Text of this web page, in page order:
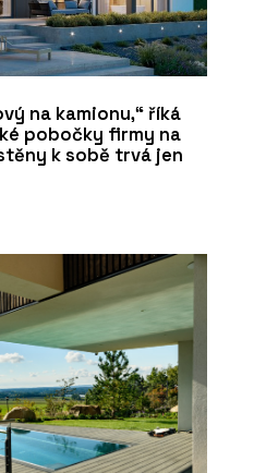
na kamionu,“ říká
pobočky firmy na
k sobě trvá jen